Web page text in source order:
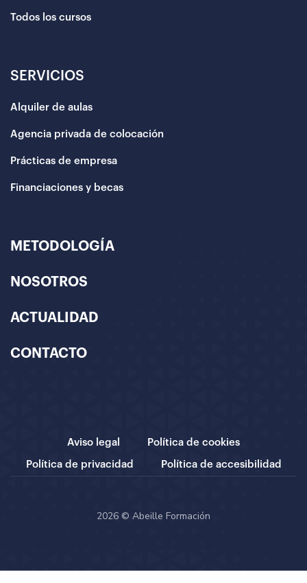
Todos los cursos
SERVICIOS
Alquiler de aulas
Agencia privada de colocación
Prácticas de empresa
Financiaciones y becas
METODOLOGÍA
NOSOTROS
ACTUALIDAD
CONTACTO
Aviso legal Política de cookies
Política de privacidad Política de accesibilidad
2026 © Abeille Formación